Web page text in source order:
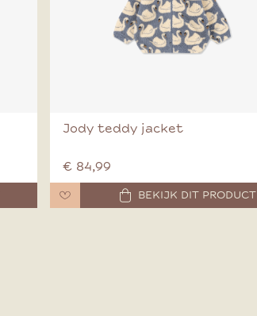
Jody teddy jacket
€ 84,99
BEKIJK DIT PRODUCT